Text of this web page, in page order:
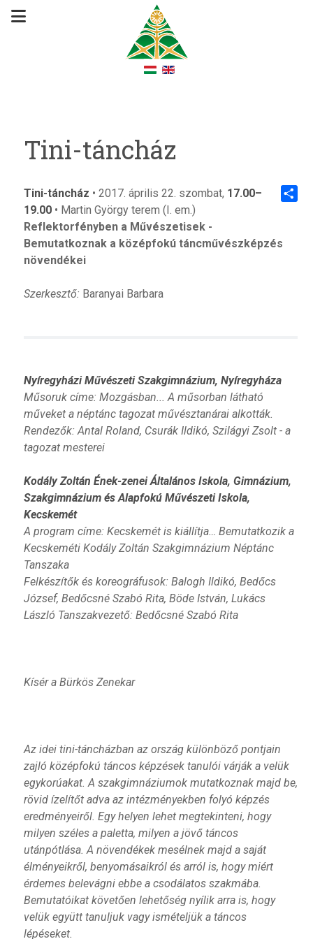
Tini-táncház
Tini-táncház • 2017. április 22. szombat, 17.00–
19.00• Martin György terem (I. em.)
Reflektorfényben a Művészetisek -
Bemutatkoznak a középfokú táncművészképzés
növendékei
Szerkesztő: Baranyai Barbara
Nyíregyházi Művészeti Szakgimnázium, Nyíregyháza
Műsoruk címe: Mozgásban... A műsorban látható
műveket a néptánc tagozat művésztanárai alkották.
Rendezők: Antal Roland, Csurák Ildikó, Szilágyi Zsolt - a
tagozat mesterei
Kodály Zoltán Ének-zenei Általános Iskola, Gimnázium,
Szakgimnázium és Alapfokú Művészeti Iskola,
Kecskemét
A program címe: Kecskemét is kiállítja… Bemutatkozik a
Kecskeméti Kodály Zoltán Szakgimnázium Néptánc
Tanszaka
Felkészítők és koreográfusok: Balogh Ildikó, Bedőcs
József, Bedőcsné Szabó Rita, Böde István, Lukács
László Tanszakvezető: Bedőcsné Szabó Rita
Kísér a Bürkös Zenekar
Az idei tini-táncházban az ország különböző pontjain
zajló középfokú táncos képzések tanulói várják a velük
egykorúakat. A szakgimnáziumok mutatkoznak majd be,
rövid ízelítőt adva az intézményekben folyó képzés
eredményeiről. Egy helyen lehet megtekinteni, hogy
milyen széles a paletta, milyen a jövő táncos
utánpótlása. A növendékek mesélnek majd a saját
élményeikről, benyomásaikról és arról is, hogy miért
érdemes belevágni ebbe a csodálatos szakmába.
Bemutatóikat követően lehetőség nyílik arra is, hogy
velük együtt tanuljuk vagy ismételjük a táncos
lépéseket.